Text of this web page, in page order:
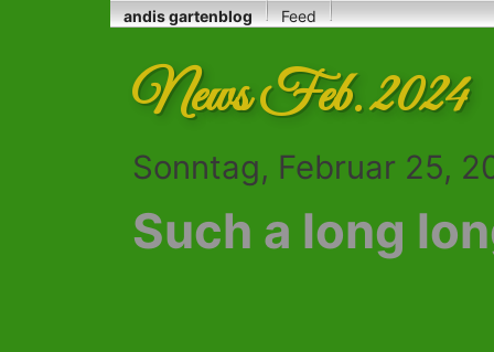
andis gartenblog Feed
News Feb. 2024
Sonntag, Februar 25,
Such a long